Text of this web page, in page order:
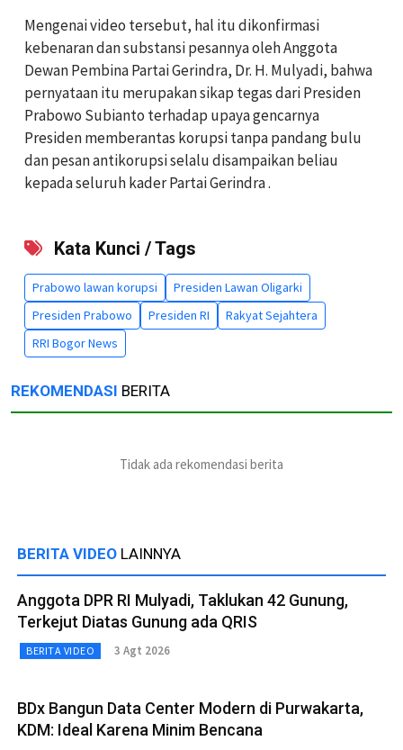
Mengenai video tersebut, hal itu dikonfirmasi
kebenaran dan substansi pesannya oleh Anggota
Dewan Pembina Partai Gerindra, Dr. H. Mulyadi, bahwa
pernyataan itu merupakan sikap tegas dari Presiden
Prabowo Subianto terhadap upaya gencarnya
Presiden memberantas korupsi tanpa pandang bulu
dan pesan antikorupsi selalu disampaikan beliau
kepada seluruh kader Partai Gerindra .
Kata Kunci / Tags
Prabowo lawan korupsi
Presiden Lawan Oligarki
Presiden Prabowo
Presiden RI
Rakyat Sejahtera
RRI Bogor News
REKOMENDASI BERITA
Tidak ada rekomendasi berita
BERITA VIDEO LAINNYA
Anggota DPR RI Mulyadi, Taklukan 42 Gunung,
Terkejut Diatas Gunung ada QRIS
BERITA VIDEO 3 Agt 2026
BDx Bangun Data Center Modern di Purwakarta,
KDM: Ideal Karena Minim Bencana